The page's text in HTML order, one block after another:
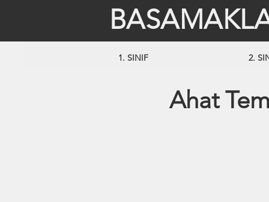
1. SINIF 2.
Ahat